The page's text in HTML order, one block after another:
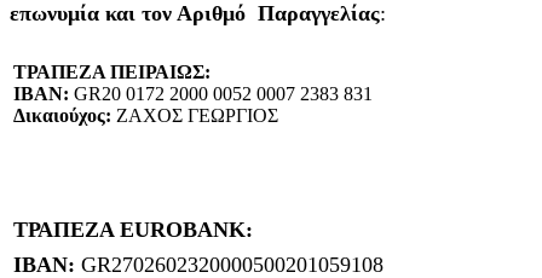
επωνυμία και τον Αριθμό Παραγγελίας:
ΤΡΑΠΕΖΑ ΠΕΙΡΑΙΩΣ:
IBAN: GR20 0172 2000 0052 0007 2383 831
Δικαιούχος: ΖΑΧΟΣ ΓΕΩΡΓΙΟΣ
ΤΡΑΠΕΖΑ EUROBANK:
IBAN: GR2702602320000500201059108